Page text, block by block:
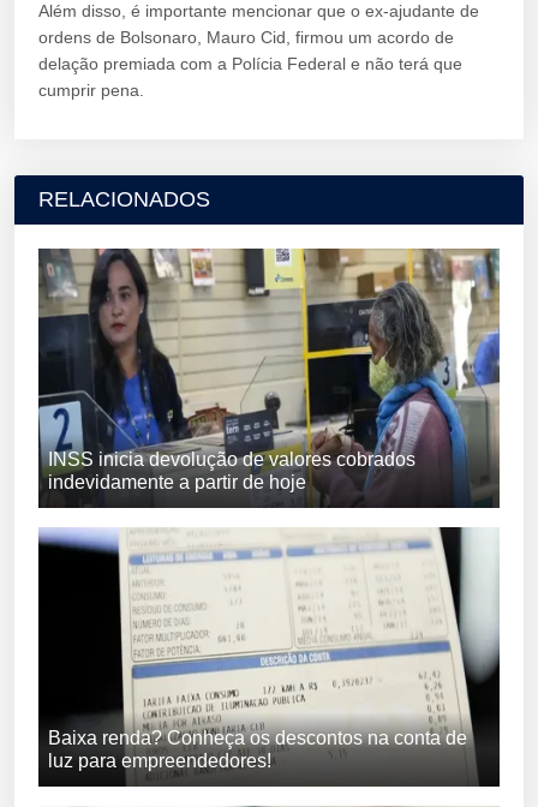
Além disso, é importante mencionar que o ex-ajudante de
ordens de Bolsonaro, Mauro Cid, firmou um acordo de
delação premiada com a Polícia Federal e não terá que
cumprir pena.
RELACIONADOS
INSS inicia devolução de valores cobrados
indevidamente a partir de hoje
Baixa renda? Conheça os descontos na conta de
luz para empreendedores!